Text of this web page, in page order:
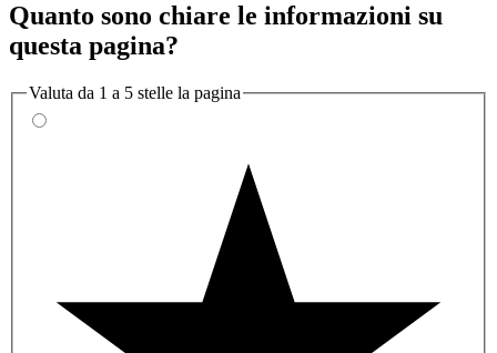
Quanto sono chiare le informazioni su
questa pagina?
Valuta da 1 a 5 stelle la pagina